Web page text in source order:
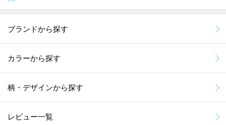
ブランドから探す
カラーから探す
柄・デザインから探す
レビュー一覧